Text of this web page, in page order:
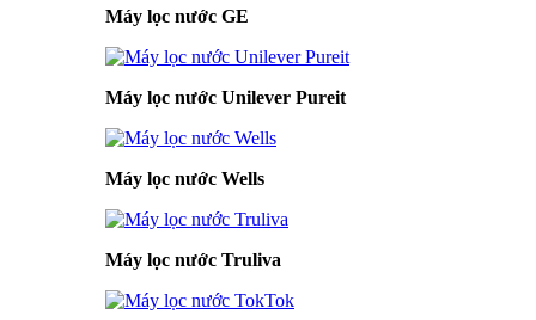
Máy lọc nước GE
Máy lọc nước Unilever Pureit
Máy lọc nước Wells
Máy lọc nước Truliva